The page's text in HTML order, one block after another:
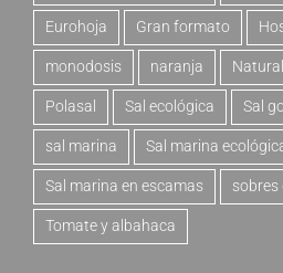
Eurohoja Gran formato
monodosis naranja Natural
Polasal Sal ecológica Sal
sal marina Sal marina
Sal marina en escamas sobres
Tomate y albahaca